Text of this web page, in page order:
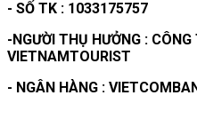
- SỐ TK : 1033175757
-NGƯỜI THỤ HƯỞNG :
VIETNAMTOURIST
- NGÂN HÀNG :